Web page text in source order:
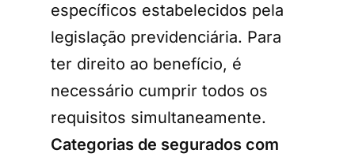
específicos estabelecidos pela
legislação previdenciária. Para
ter direito ao benefício, é
necessário cumprir todos os
requisitos simultaneamente.
Categorias de segurados com